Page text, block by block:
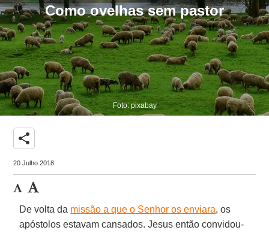
Como ovelhas sem pastor
Foto: pixabay
share
20 Julho 2018
De volta da missão a que o Senhor os enviara, os
apóstolos estavam cansados. Jesus então convidou-